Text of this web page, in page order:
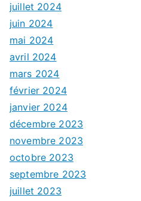
juillet 2024
juin 2024
mai 2024
avril 2024
mars 2024
février 2024
janvier 2024
décembre 2023
novembre 2023
octobre 2023
septembre 2023
juillet 2023